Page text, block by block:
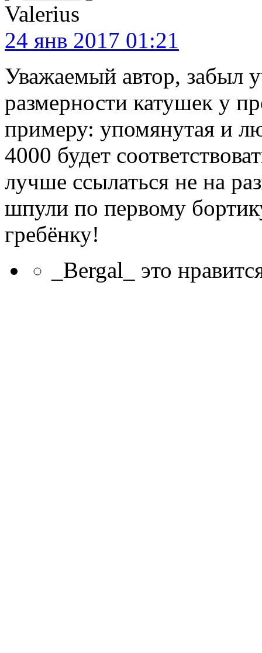
Valerius
24 янв 2017 01:21
Уважаемый автор, забыл
размерности катушек у
примеру: упомянутая и
4000 будет
лучше ссылаться не на
шпули по первому
гребёнку!
_Bergal_ это